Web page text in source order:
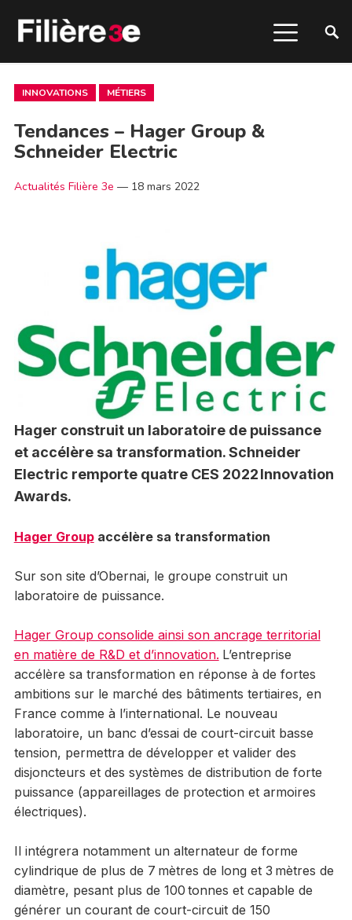
INNOVATIONS MÉTIERS
Tendances – Hager Group &
Schneider Electric
Actualités Filière 3e — 18 mars 2022
Hager construit un laboratoire de puissance
et accélère sa transformation. Schneider
Electric remporte quatre CES 2022 Innovation
Awards.
Hager Groupaccélère sa transformation
Sur son site d’Obernai, le groupe construit un
laboratoire de puissance.
Hager Group consolide ainsi son ancrage territorial
en matière de R&D et d’innovation. L’entreprise
accélère sa transformation en réponse à de fortes
ambitions sur le marché des bâtiments tertiaires, en
France comme à l’international. Le nouveau
laboratoire, un banc d’essai de court-circuit basse
tension, permettra de développer et valider des
disjoncteurs et des systèmes de distribution de forte
puissance (appareillages de protection et armoires
électriques).
Il intégrera notamment un alternateur de forme
cylindrique de plus de 7 mètres de long et 3 mètres de
diamètre, pesant plus de 100 tonnes et capable de
générer un courant de court-circuit de 150